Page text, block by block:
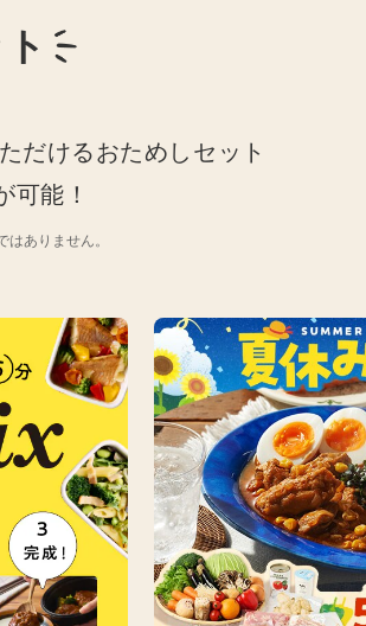
だけるおためしセット
可能！
ありません。